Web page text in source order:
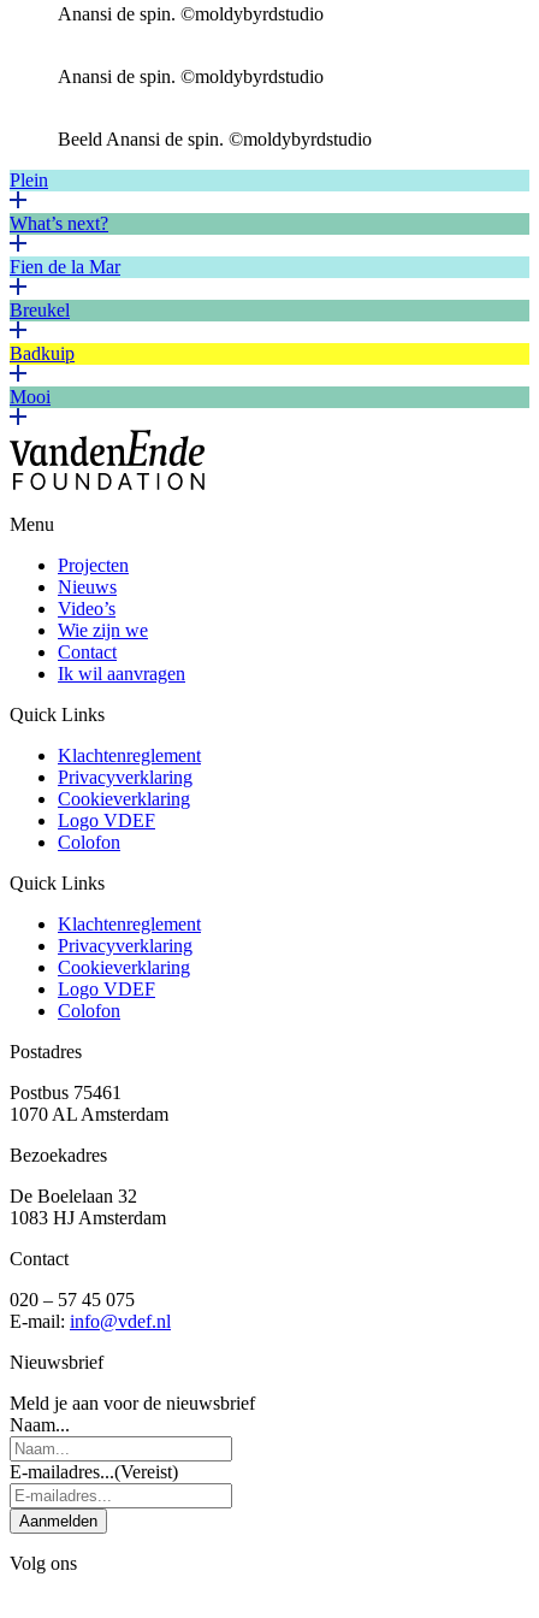
Anansi de spin. ©moldybyrdstudio
Anansi de spin. ©moldybyrdstudio
Beeld Anansi de spin. ©moldybyrdstudio
Plein
What’s next?
Fien de la Mar
Breukel
Badkuip
Mooi
Menu
Projecten
Nieuws
Video’s
Wie zijn we
Contact
Ik wil aanvragen
Quick Links
Klachtenreglement
Privacyverklaring
Cookieverklaring
Logo VDEF
Colofon
Quick Links
Klachtenreglement
Privacyverklaring
Cookieverklaring
Logo VDEF
Colofon
Postadres
Postbus 75461
1070 AL Amsterdam
Bezoekadres
De Boelelaan 32
1083 HJ Amsterdam
Contact
020 – 57 45 075
E-mail: info@vdef.nl
Nieuwsbrief
Meld je aan voor de nieuwsbrief
Naam...
E-mailadres...(Vereist)
Aanmelden
Volg ons